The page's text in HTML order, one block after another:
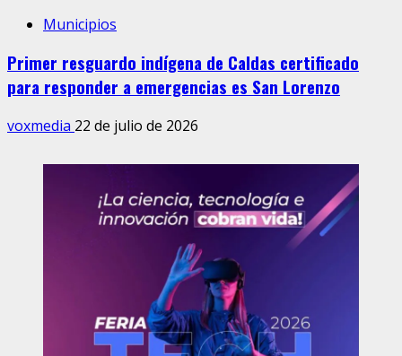
Municipios
Primer resguardo indígena de Caldas certificado
para responder a emergencias es San Lorenzo
voxmedia 22 de julio de 2026